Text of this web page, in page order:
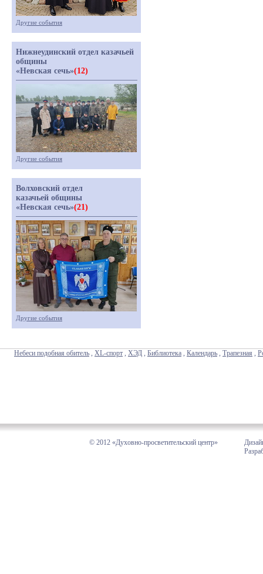
Другие события
Нижнеудинский отдел казачьей
общины
«Невская сечь»(12)
Другие события
Волховский отдел
казачьей общины
«Невская сечь»(21)
Другие события
Небеси подобная обитель , XL-спорт , ХЭД , Библиотека , Календарь , Трапезная ,
© 2012 «Духовно-просветительский центр»